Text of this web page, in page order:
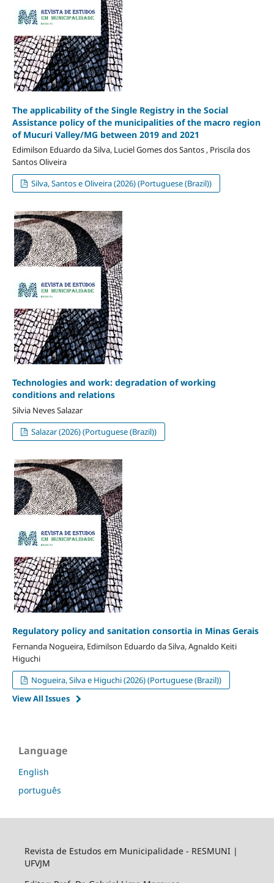
The applicability of the Single Registry in the Social
Assistance policy of the municipalities of the macro region
of Mucuri Valley/MG between 2019 and 2021
Edimilson Eduardo da Silva, Luciel Gomes dos Santos , Priscila dos
Santos Oliveira
Silva, Santos e Oliveira (2026) (Portuguese (Brazil))
Technologies and work: degradation of working
conditions and relations
Silvia Neves Salazar
Salazar (2026) (Portuguese (Brazil))
Regulatory policy and sanitation consortia in Minas Gerais
Fernanda Nogueira, Edimilson Eduardo da Silva, Agnaldo Keiti
Higuchi
Nogueira, Silva e Higuchi (2026) (Portuguese (Brazil))
View All Issues
Language
English
português
Revista de Estudos em Municipalidade - RESMUNI |
UFVJM